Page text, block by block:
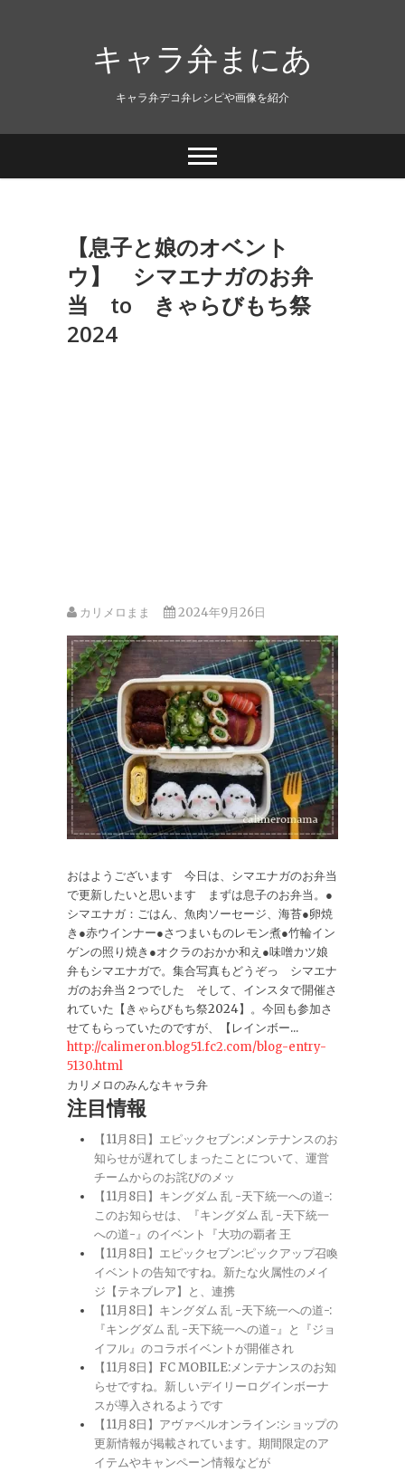
キャラ弁まにあ
キャラ弁デコ弁レシピや画像を紹介
【息子と娘のオベント
ウ】 シマエナガのお弁
当 to きゃらびもち祭
2024
カリメロまま 2024年9月26日
おはようございます 今日は、シマエナガのお弁当
で更新したいと思います まずは息子のお弁当。●
シマエナガ：ごはん、魚肉ソーセージ、海苔●卵焼
き●赤ウインナー●さつまいものレモン煮●竹輪イン
ゲンの照り焼き●オクラのおかか和え●味噌カツ娘
弁もシマエナガで。集合写真もどうぞっ シマエナ
ガのお弁当２つでした そして、インスタで開催さ
れていた【きゃらびもち祭2024】。今回も参加さ
せてもらっていたのですが、【レインボー...
http://calimeron.blog51.fc2.com/blog-entry-
5130.html
カリメロのみんなキャラ弁
注目情報
【11月8日】エピックセブン:メンテナンスのお
知らせが遅れてしまったことについて、運営
チームからのお詫びのメッ
【11月8日】キングダム 乱 -天下統一への道-:
このお知らせは、『キングダム 乱 -天下統一
への道-』のイベント『大功の覇者 王
【11月8日】エピックセブン:ピックアップ召喚
イベントの告知ですね。新たな火属性のメイ
ジ【テネブレア】と、連携
【11月8日】キングダム 乱 -天下統一への道-:
『キングダム 乱 -天下統一への道-』と『ジョ
イフル』のコラボイベントが開催され
【11月8日】FC MOBILE:メンテナンスのお知
らせですね。新しいデイリーログインボーナ
スが導入されるようです
【11月8日】アヴァベルオンライン:ショップの
更新情報が掲載されています。期間限定のア
イテムやキャンペーン情報などが